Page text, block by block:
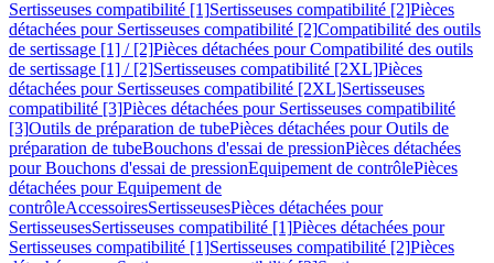
Sertisseuses compatibilité [1]Sertisseuses compatibilité [2]Pièces
détachées pour Sertisseuses compatibilité [2]Compatibilité des outils
de sertissage [1] / [2]Pièces détachées pour Compatibilité des outils
de sertissage [1] / [2]Sertisseuses compatibilité [2XL]Pièces
détachées pour Sertisseuses compatibilité [2XL]Sertisseuses
compatibilité [3]Pièces détachées pour Sertisseuses compatibilité
[3]Outils de préparation de tubePièces détachées pour Outils de
préparation de tubeBouchons d'essai de pressionPièces détachées
pour Bouchons d'essai de pressionEquipement de contrôlePièces
détachées pour Equipement de
contrôleAccessoiresSertisseusesPièces détachées pour
SertisseusesSertisseuses compatibilité [1]Pièces détachées pour
Sertisseuses compatibilité [1]Sertisseuses compatibilité [2]Pièces